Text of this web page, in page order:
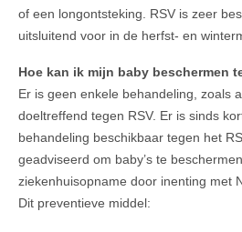
of een longontsteking. RSV is zeer
uitsluitend voor in de herfst- en
Hoe kan ik mijn baby beschermen
Er is geen enkele behandeling, zoals
doeltreffend tegen RSV. Er is sinds
behandeling beschikbaar tegen het
geadviseerd om baby’s te
ziekenhuisopname door inenting met
Dit preventieve middel: